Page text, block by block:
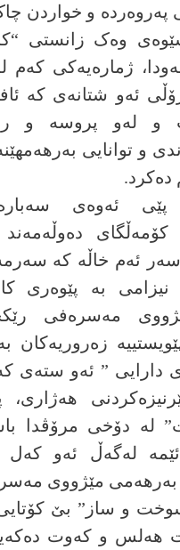
پەروەردە و خواردن
وەک زانستی
ژمارەیەکی کەم
ئەو شتانەی کە
و لەو پروسە و
و توانایی
دەکرد.
پێی ئەوەی
کۆمەڵگای دەوڵەمەند
ئەم خاڵە کە
بە پێوەری
مێژووی مەسرەفی
زەروریەکان
دارایی ” ئەو ستەی
هەژاری،
لە دۆخی مرۆڤدا
لەگەڵ ئەو کەل
مێژووی
و ساز” بێ
هەلس و کەوت